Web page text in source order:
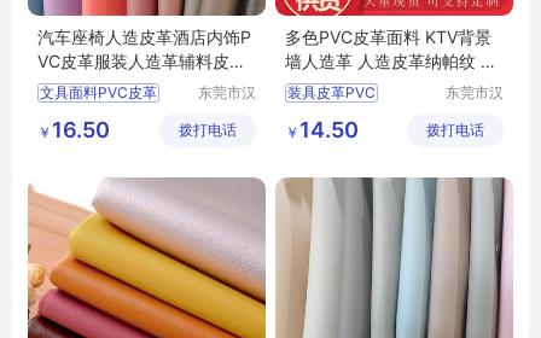
汽车座椅人造皮革酒店内饰P
VC皮革服装人造革辅料皮革
西皮 一皮诚
文具面料PVC皮革
PVC皮革批发
东莞市汉
限公司
￥ 16.50 拨打电话
多色PVC皮革面料 KTV背景
墙人造革 人造皮革纳帕纹 一
皮诚
装具皮革PVC
纳帕纹PVC皮革
东莞市汉
限公司
￥ 14.50 拨打电话